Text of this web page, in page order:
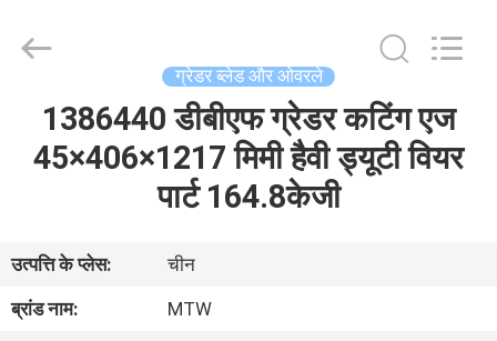
वीडियो
WEAR
PARTS
ग्रेडर ब्लेड और ओवरले
1386440 डीबीएफ ग्रेडर कटिंग एज
45×406×1217 मिमी हैवी ड्यूटी वियर
पार्ट 164.8केजी
उत्पत्ति के प्लेस:
चीन
ब्रांड नाम:
MTW